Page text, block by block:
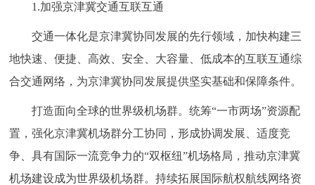
1.加强京津冀交通互联互通
交通一体化是京津冀协同发展的先行领域，加快构建三
地快速、便捷、高效、安全、大容量、低成本的互联互通综
合交通网络，为京津冀协同发展提供坚实基础和保障条件。
打造面向全球的世界级机场群。统筹“一市两场”资源配
置，强化京津冀机场群分工协同，形成协调发展、适度竞
争、具有国际一流竞争力的“双枢纽”机场格局，推动京津冀
机场建设成为世界级机场群。持续拓展国际航权航线网络资